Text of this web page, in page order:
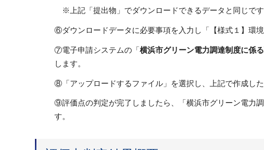
※上記「提出物」でダウンロードできるデータと同じです
⑥ダウンロードデータに必要事項を入力し「【様式１】環
⑦電子申請システムの「 横浜市グリーン電力調達制度に係
します。
⑧「アップロードするファイル」を選択し、上記で作成し
⑨評価点の判定が完了しましたら、「横浜市グリーン電力
す。